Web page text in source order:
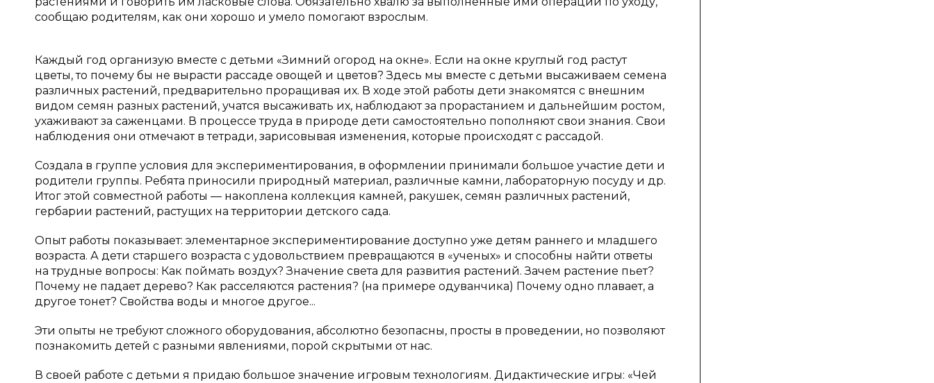
сообщаю родителям, как они хорошо и умело помогают взрослым.
Каждый год организую вместе с детьми «Зимний огород на окне». Если на окне круглый год растут
цветы, то почему бы не вырасти рассаде овощей и цветов? Здесь мы вместе с детьми высаживаем семена
различных растений, предварительно проращивая их. В ходе этой работы дети знакомятся с внешним
видом семян разных растений, учатся высаживать их, наблюдают за прорастанием и дальнейшим ростом,
ухаживают за саженцами. В процессе труда в природе дети самостоятельно пополняют свои знания. Свои
наблюдения они отмечают в тетради, зарисовывая изменения, которые происходят с рассадой.
Создала в группе условия для экспериментирования, в оформлении принимали большое участие дети и
родители группы. Ребята приносили природный материал, различные камни, лабораторную посуду и др.
Итог этой совместной работы — накоплена коллекция камней, ракушек, семян различных растений,
гербарии растений, растущих на территории детского сада.
Опыт работы показывает: элементарное экспериментирование доступно уже детям раннего и младшего
возраста. А дети старшего возраста с удовольствием превращаются в «ученых» и способны найти ответы
на трудные вопросы: Как поймать воздух? Значение света для развития растений. Зачем растение пьет?
Почему не падает дерево? Как расселяются растения? (на примере одуванчика) Почему одно плавает, а
другое тонет? Свойства воды и многое другое...
Эти опыты не требуют сложного оборудования, абсолютно безопасны, просты в проведении, но позволяют
познакомить детей с разными явлениями, порой скрытыми от нас.
В своей работе с детьми я придаю большое значение игровым технологиям. Дидактические игры: «Чей